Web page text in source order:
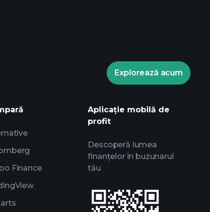
Turneele
zilnice de piață alimentate de
Explorează acum
Finance
Aplicație mobilă de
profit
Descoperă lumea
finanțelor în buzunarul
tău